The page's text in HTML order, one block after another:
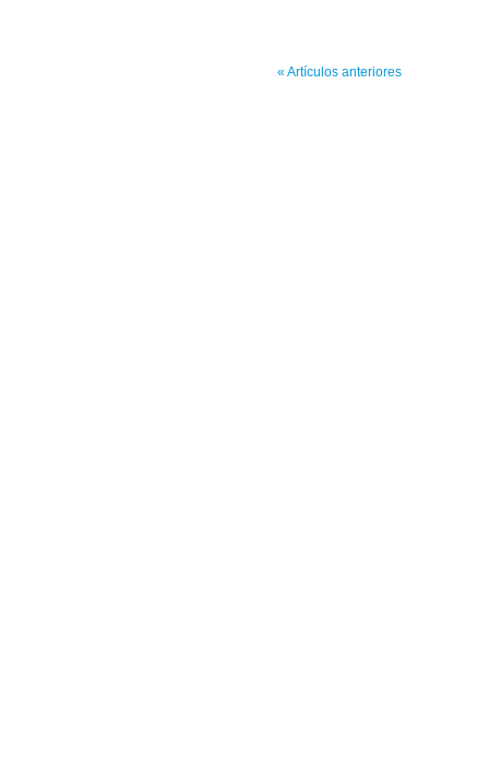
« Artículos anteriores